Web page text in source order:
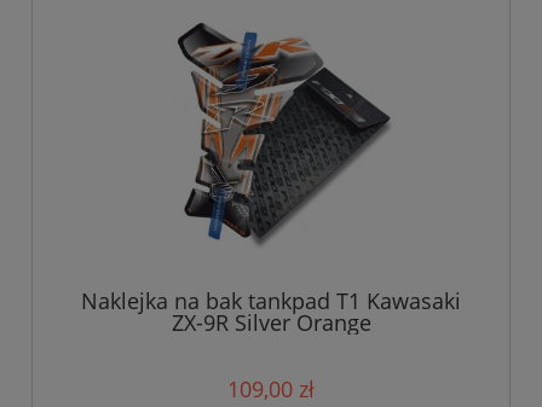
Naklejka na bak tankpad T1 Kawasaki
ZX-9R Silver Orange
109,00 zł